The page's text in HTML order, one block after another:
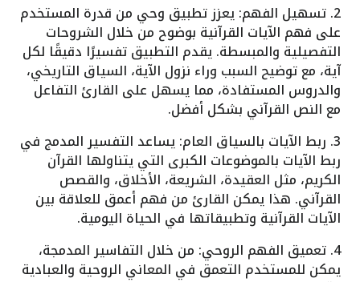
2. تسهيل الفهم: يعزز تطبيق وحي من قدرة المستخدم
على فهم الآيات القرآنية بوضوح من خلال الشروحات
التفصيلية والمبسطة. يقدم التطبيق تفسيرًا دقيقًا لكل
آية، مع توضيح السبب وراء نزول الآية، السياق التاريخي،
والدروس المستفادة، مما يسهل على القارئ التفاعل
مع النص القرآني بشكل أفضل.
3. ربط الآيات بالسياق العام: يساعد التفسير المدمج في
ربط الآيات بالموضوعات الكبرى التي يتناولها القرآن
الكريم، مثل العقيدة، الشريعة، الأخلاق، والقصص
القرآني. هذا يمكن القارئ من فهم أعمق للعلاقة بين
الآيات القرآنية وتطبيقاتها في الحياة اليومية.
4. تعميق الفهم الروحي: من خلال التفاسير المدمجة،
يمكن للمستخدم التعمق في المعاني الروحية والعبادية